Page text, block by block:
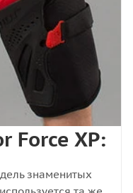
Force XP:
знаменитых